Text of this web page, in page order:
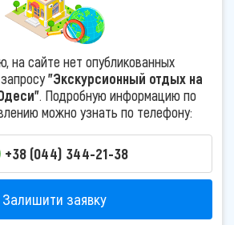
на сайте нет опубликованных
"Экскурсионный отдых на
. Подробную информацию по
можно узнать по телефону:
+38 (044) 344-21-38
Залишити заявку